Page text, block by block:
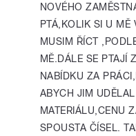
NOVÉHO
PTÁ,KOLIK SI U MĚ
MUSIM ŘÍCT
MĚ.DÁLE SE PTAJÍ
NABÍDKU ZA
ABYCH JIM
MATERIÁLU,CENU
SPOUSTA ČÍSEL.